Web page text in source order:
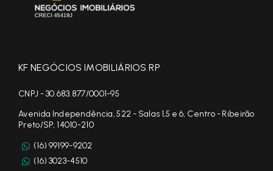
KF NEGÓCIOS IMOBILIÁRIOS RP
CNPJ - 30.683.877/0001-95
Avenida Independência, 522 - Salas 1,5 e 6, Centro - Ribeirão
Preto/SP, 14010-210
(16) 99199-9202
(16) 3023-4510